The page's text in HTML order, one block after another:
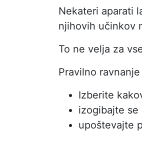
Nekateri aparati
njihovih učinkov
To ne velja za
Pravilno
Izberite
izogibajte se
upoštevajte